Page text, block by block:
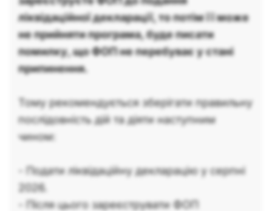
ліквідаційної декларації, то потім її може
не прийняти програма, буде писати
помилку, що ФОП не перебуває у стані
припинення.
Тому рекомендується зберігати правильну
послідовність дій та діяти наступним
чином:
- Подати ліквідаційну декларацію у серпні
2026.
- Після цього зареєструвати ФОП